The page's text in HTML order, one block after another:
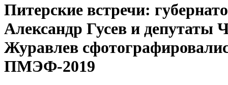
Питерские встречи:
Александр Гусев и депутаты
Журавлев
ПМЭФ-2019